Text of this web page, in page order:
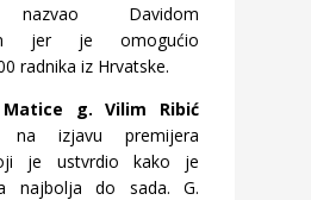
nazvao Davidom
jer je omogućio
radnika iz Hrvatske.
Matice g. Vilim Ribić
na izjavu premijera
je ustvrdio kako je
najbolja do sada. G.